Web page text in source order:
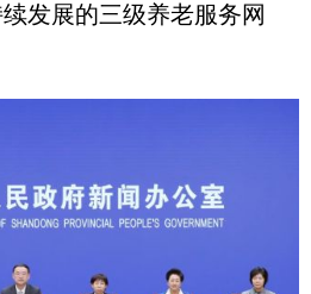
发展的三级养老服务网